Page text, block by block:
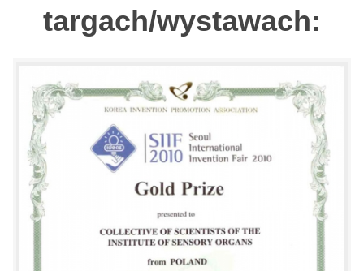
targach/wystawach: